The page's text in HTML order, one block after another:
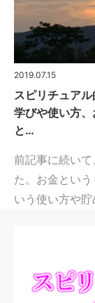
2019.07.15
スピリチュア
学びや使い方
と…
前記事に続い
た。お金とい
いう使い方や